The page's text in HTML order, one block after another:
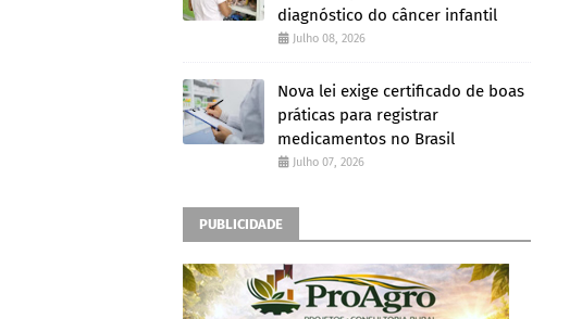
diagnóstico do câncer infantil
Julho 08, 2026
Nova lei exige certificado de boas
práticas para registrar
medicamentos no Brasil
Julho 07, 2026
PUBLICIDADE